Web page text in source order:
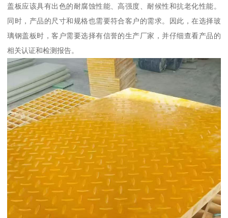
盖板应该具有出色的耐腐蚀性能、高强度、耐候性和抗老化性能。
同时，产品的尺寸和规格也需要符合客户的需求。因此，在选择玻
璃钢盖板时，客户需要选择有信誉的生产厂家，并仔细查看产品的
相关认证和检测报告。